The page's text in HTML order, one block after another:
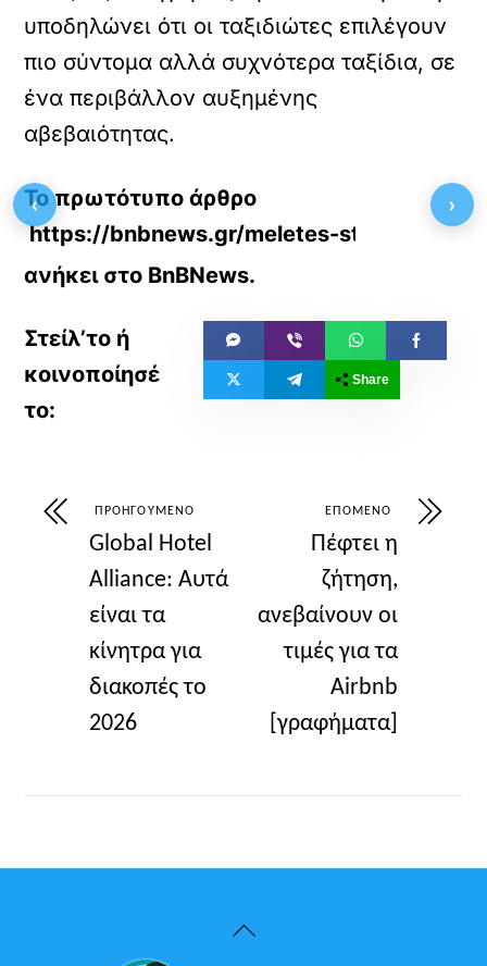
υποδηλώνει ότι οι ταξιδιώτες επιλέγουν
πιο σύντομα αλλά συχνότερα ταξίδια, σε
ένα περιβάλλον αυξημένης
αβεβαιότητας.
Το πρωτότυπο άρθρο
https://bnbnews.gr/meletes-statistika/
ανήκει στο BnBNews.
Share
ΠΡΟΗΓΟΎΜΕΝΟ
Global Hotel
Alliance: Αυτά
είναι τα
κίνητρα για
διακοπές το
2026
ΕΠΌΜΕΝΟ
Πέφτει η
ζήτηση,
ανεβαίνουν οι
τιμές για τα
Airbnb
[γραφήματα]
Back
‹ ›